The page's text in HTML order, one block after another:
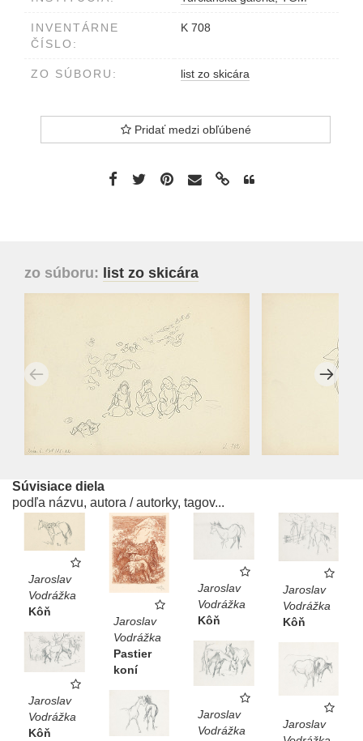
INVENTÁRNE
ČÍSLO:
K 708
ZO SÚBORU: list zo skicára
Pridať medzi obľúbené
zo súboru: list zo skicára
Súvisiace diela
podľa názvu, autora / autorky, tagov...
Jaroslav
Vodrážka
Kôň
Jaroslav
Vodrážka
Pastier
koní
Jaroslav
Vodrážka
Kôň
Jaroslav
Vodrážka
Kôň
Jaroslav
Vodrážka
Kôň
Jaroslav
Vodrážka
Jaroslav